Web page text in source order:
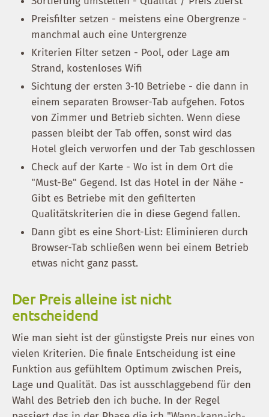
Preisfilter setzen - meistens eine Obergrenze -
manchmal auch eine Untergrenze
Kriterien Filter setzen - Pool, oder Lage am
Strand, kostenloses Wifi
Sichtung der ersten 3-10 Betriebe - die dann in
einem separaten Browser-Tab aufgehen. Fotos
von Zimmer und Betrieb sichten. Wenn diese
passen bleibt der Tab offen, sonst wird das
Hotel gleich verworfen und der Tab geschlossen
Check auf der Karte - Wo ist in dem Ort die
"Must-Be" Gegend. Ist das Hotel in der Nähe -
Gibt es Betriebe mit den gefilterten
Qualitätskriterien die in diese Gegend fallen.
Dann gibt es eine Short-List: Eliminieren durch
Browser-Tab schließen wenn bei einem Betrieb
etwas nicht ganz passt.
Der Preis alleine ist nicht
entscheidend
Wie man sieht ist der günstigste Preis nur eines von
vielen Kriterien. Die finale Entscheidung ist eine
Funktion aus gefühltem Optimum zwischen Preis,
Lage und Qualität. Das ist ausschlaggebend für den
Wahl des Betrieb den ich buche. In der Regel